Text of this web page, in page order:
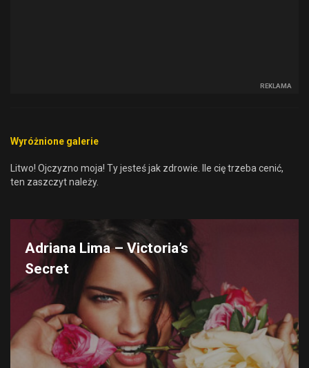
REKLAMA
Wyróżnione galerie
Litwo! Ojczyzno moja! Ty jesteś jak zdrowie. Ile cię trzeba cenić,
ten zaszczyt należy.
Adriana Lima – Victoria’s
Secret